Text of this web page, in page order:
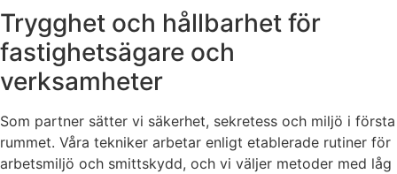
Trygghet och hållbarhet för
fastighetsägare och
verksamheter
Som partner sätter vi säkerhet, sekretess och miljö i första
rummet. Våra tekniker arbetar enligt etablerade rutiner för
arbetsmiljö och smittskydd, och vi väljer metoder med låg